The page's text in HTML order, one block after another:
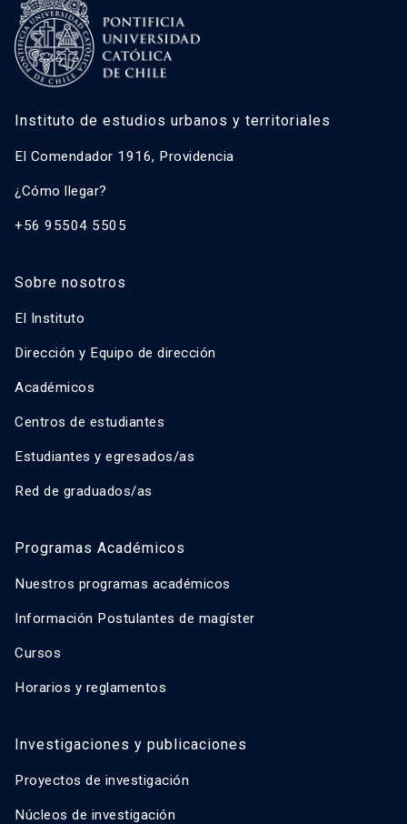
Instituto de estudios urbanos y territoriales
El Comendador 1916, Providencia
¿Cómo llegar?
+56 95504 5505
Sobre nosotros
El Instituto
Dirección y Equipo de dirección
Académicos
Centros de estudiantes
Estudiantes y egresados/as
Red de graduados/as
Programas Académicos
Nuestros programas académicos
Información Postulantes de magíster
Cursos
Horarios y reglamentos
Investigaciones y publicaciones
Proyectos de investigación
Núcleos de investigación